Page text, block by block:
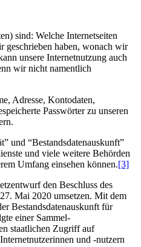
sind: Welche Internetseiten
geschrieben haben, wonach wir
unsere Internetnutzung auch
wir nicht namentlich
Adresse, Kontodaten,
Passwörter zu unseren
und “Bestandsdatenauskunft”
und viele weitere Behörden
Umfang einsehen können.[3]
den Beschluss des
Mai 2020 umsetzen. Mit dem
Bestandsdatenauskunft für
einer Sammel-
staatlichen Zugriff auf
und -nutzern